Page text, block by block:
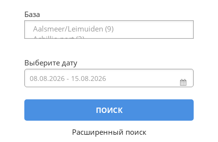
База
Выберите дату
ПОИСК
Расширенный поиск